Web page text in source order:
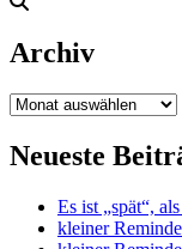
Archiv
Archiv
Neueste
Es ist „spät“,
kleiner